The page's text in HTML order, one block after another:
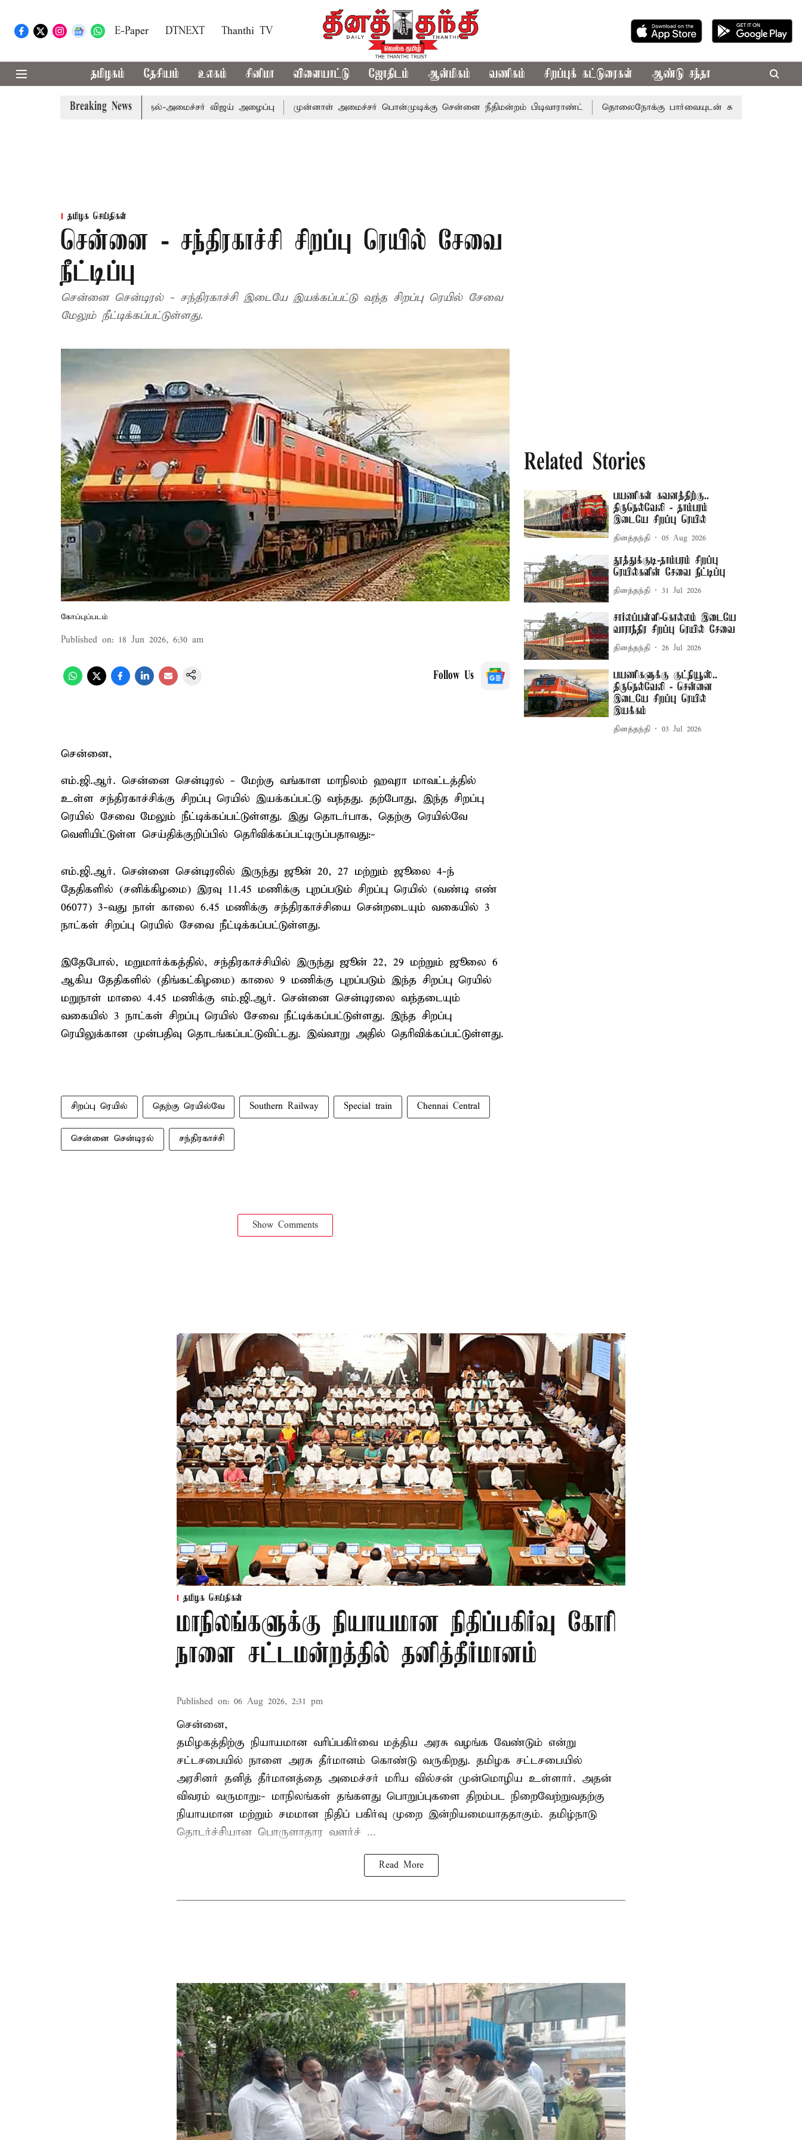
E-Paper DTNEXT Thanthi TV
தமிழகம் தேசியம் உலகம் சினிமா விளையாட்டு ஜோதிடம் ஆன்மிகம் வணிகம் சிறப்புக் கட்டுரைகள் ஆண்டு சந்தா
Breaking News
கூட்டத்துக்கு முதல்-அமைச்சர் விஜய் அழைப்பு முன்னாள் அமைச்சர் பொன்முடிக்கு சென்னை நீதிமன்றம் பிடிவாராண்ட் தொலைநோக்கு பார்வையுடன் கூடிய வேளாண் பட்ஜெட்:
தமிழக செய்திகள்
சென்னை - சந்திரகாச்சி சிறப்பு ரெயில் சேவை
நீட்டிப்பு
சென்னை சென்டிரல் - சந்திரகாச்சி இடையே இயக்கப்பட்டு வந்த சிறப்பு ரெயில் சேவை
மேலும் நீட்டிக்கப்பட்டுள்ளது.
கோப்புப்படம்
Published on: 18 Jun 2026, 6:30 am
Follow Us
சென்னை,
எம்.ஜி.ஆர். சென்னை சென்டிரல் - மேற்கு வங்காள மாநிலம் ஹவுரா மாவட்டத்தில்
உள்ள சந்திரகாச்சிக்கு சிறப்பு ரெயில் இயக்கப்பட்டு வந்தது. தற்போது, இந்த சிறப்பு
ரெயில் சேவை மேலும் நீட்டிக்கப்பட்டுள்ளது. இது தொடர்பாக, தெற்கு ரெயில்வே
வெளியிட்டுள்ள செய்திக்குறிப்பில் தெரிவிக்கப்பட்டிருப்பதாவது:-
எம்.ஜி.ஆர். சென்னை சென்டிரலில் இருந்து ஜூன் 20, 27 மற்றும் ஜூலை 4-ந்
தேதிகளில் (சனிக்கிழமை) இரவு 11.45 மணிக்கு புறப்படும் சிறப்பு ரெயில் (வண்டி எண்
06077) 3-வது நாள் காலை 6.45 மணிக்கு சந்திரகாச்சியை சென்றடையும் வகையில் 3
நாட்கள் சிறப்பு ரெயில் சேவை நீட்டிக்கப்பட்டுள்ளது.
இதேபோல், மறுமார்க்கத்தில், சந்திரகாச்சியில் இருந்து ஜூன் 22, 29 மற்றும் ஜூலை 6
ஆகிய தேதிகளில் (திங்கட்கிழமை) காலை 9 மணிக்கு புறப்படும் இந்த சிறப்பு ரெயில்
மறுநாள் மாலை 4.45 மணிக்கு எம்.ஜி.ஆர். சென்னை சென்டிரலை வந்தடையும்
வகையில் 3 நாட்கள் சிறப்பு ரெயில் சேவை நீட்டிக்கப்பட்டுள்ளது. இந்த சிறப்பு
ரெயிலுக்கான முன்பதிவு தொடங்கப்பட்டுவிட்டது. இவ்வாறு அதில் தெரிவிக்கப்பட்டுள்ளது.
சிறப்பு ரெயில் தெற்கு ரெயில்வே Southern Railway Special train Chennai Central
சென்னை சென்டிரல் சந்திரகாச்சி
Show Comments
Related Stories
பயணிகள் கவனத்திற்கு..
திருநெல்வேலி - தாம்பரம்
இடையே சிறப்பு ரெயில்
தினத்தந்தி 05 Aug 2026
தூத்துக்குடி-தாம்பரம் சிறப்பு
ரெயில்களின் சேவை நீட்டிப்பு
தினத்தந்தி 31 Jul 2026
சார்லப்பள்ளி-கொல்லம் இடையே
வாராந்திர சிறப்பு ரெயில் சேவை
தினத்தந்தி 26 Jul 2026
பயணிகளுக்கு குட்நியூஸ்..
திருநெல்வேலி - சென்னை
இடையே சிறப்பு ரெயில்
இயக்கம்
தினத்தந்தி 03 Jul 2026
தமிழக செய்திகள்
மாநிலங்களுக்கு நியாயமான நிதிப்பகிர்வு கோரி
நாளை சட்டமன்றத்தில் தனித்தீர்மானம்
Published on: 06 Aug 2026, 2:31 pm
சென்னை,
தமிழகத்திற்கு நியாயமான வரிப்பகிர்வை மத்திய அரசு வழங்க வேண்டும் என்று
சட்டசபையில் நாளை அரசு தீர்மானம் கொண்டு வருகிறது. தமிழக சட்டசபையில்
அரசினர் தனித் தீர்மானத்தை அமைச்சர் மரிய வில்சன் முன்மொழிய உள்ளார். அதன்
விவரம் வருமாறு:- மாநிலங்கள் தங்களது பொறுப்புகளை திறம்பட நிறைவேற்றுவதற்கு
நியாயமான மற்றும் சமமான நிதிப் பகிர்வு முறை இன்றியமையாததாகும். தமிழ்நாடு
தொடர்ச்சியான பொருளாதார வளர்ச் ...
Read More